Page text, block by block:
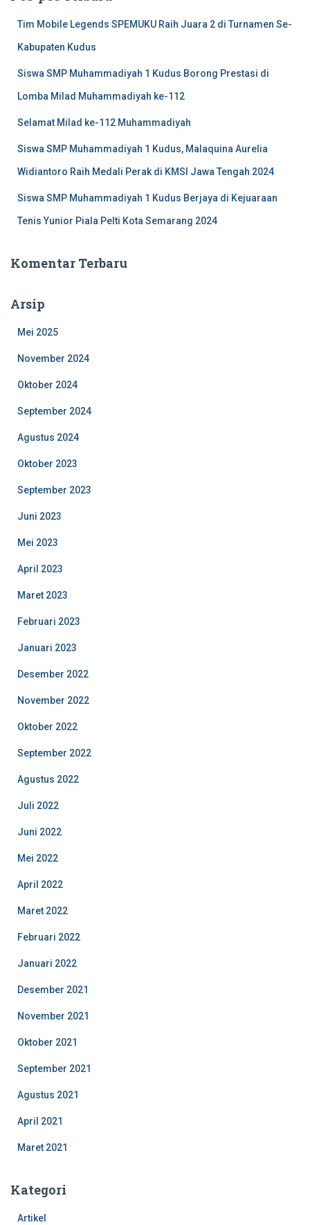
Tim Mobile Legends SPEMUKU Raih Juara 2 di Turnamen Se-
Kabupaten Kudus
Siswa SMP Muhammadiyah 1 Kudus Borong Prestasi di
Lomba Milad Muhammadiyah ke-112
Selamat Milad ke-112 Muhammadiyah
Siswa SMP Muhammadiyah 1 Kudus, Malaquina Aurelia
Widiantoro Raih Medali Perak di KMSI Jawa Tengah 2024
Siswa SMP Muhammadiyah 1 Kudus Berjaya di Kejuaraan
Tenis Yunior Piala Pelti Kota Semarang 2024
Komentar Terbaru
Arsip
Mei 2025
November 2024
Oktober 2024
September 2024
Agustus 2024
Oktober 2023
September 2023
Juni 2023
Mei 2023
April 2023
Maret 2023
Februari 2023
Januari 2023
Desember 2022
November 2022
Oktober 2022
September 2022
Agustus 2022
Juli 2022
Juni 2022
Mei 2022
April 2022
Maret 2022
Februari 2022
Januari 2022
Desember 2021
November 2021
Oktober 2021
September 2021
Agustus 2021
April 2021
Maret 2021
Kategori
Artikel